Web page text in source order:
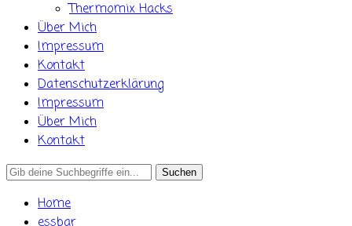
Thermomix Hacks
Über Mich
Impressum
Kontakt
Datenschutzerklärung
Impressum
Über Mich
Kontakt
Search
Home